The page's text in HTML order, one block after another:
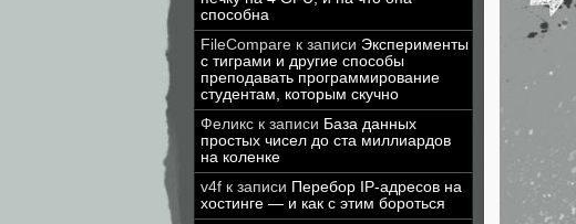
способна
FileCompare к записи Эксперименты
с тиграми и другие способы
преподавать программирование
студентам, которым скучно
Феликс к записи База данных
простых чисел до ста миллиардов
на коленке
v4f к записи Перебор IP-адресов на
хостинге — и как с этим бороться